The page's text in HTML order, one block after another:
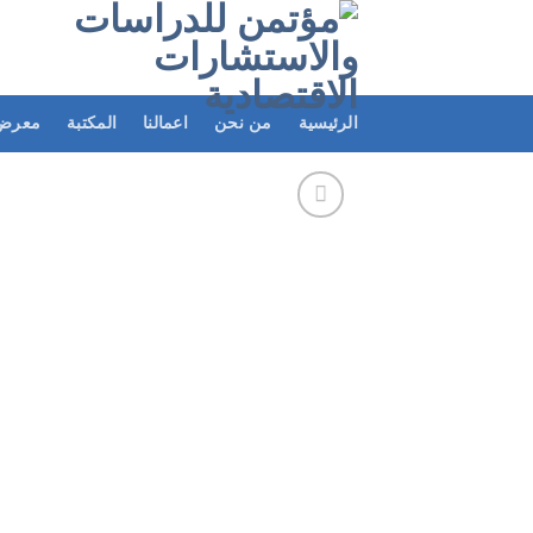
الرئيسية من نحن اعمالنا المكتبة